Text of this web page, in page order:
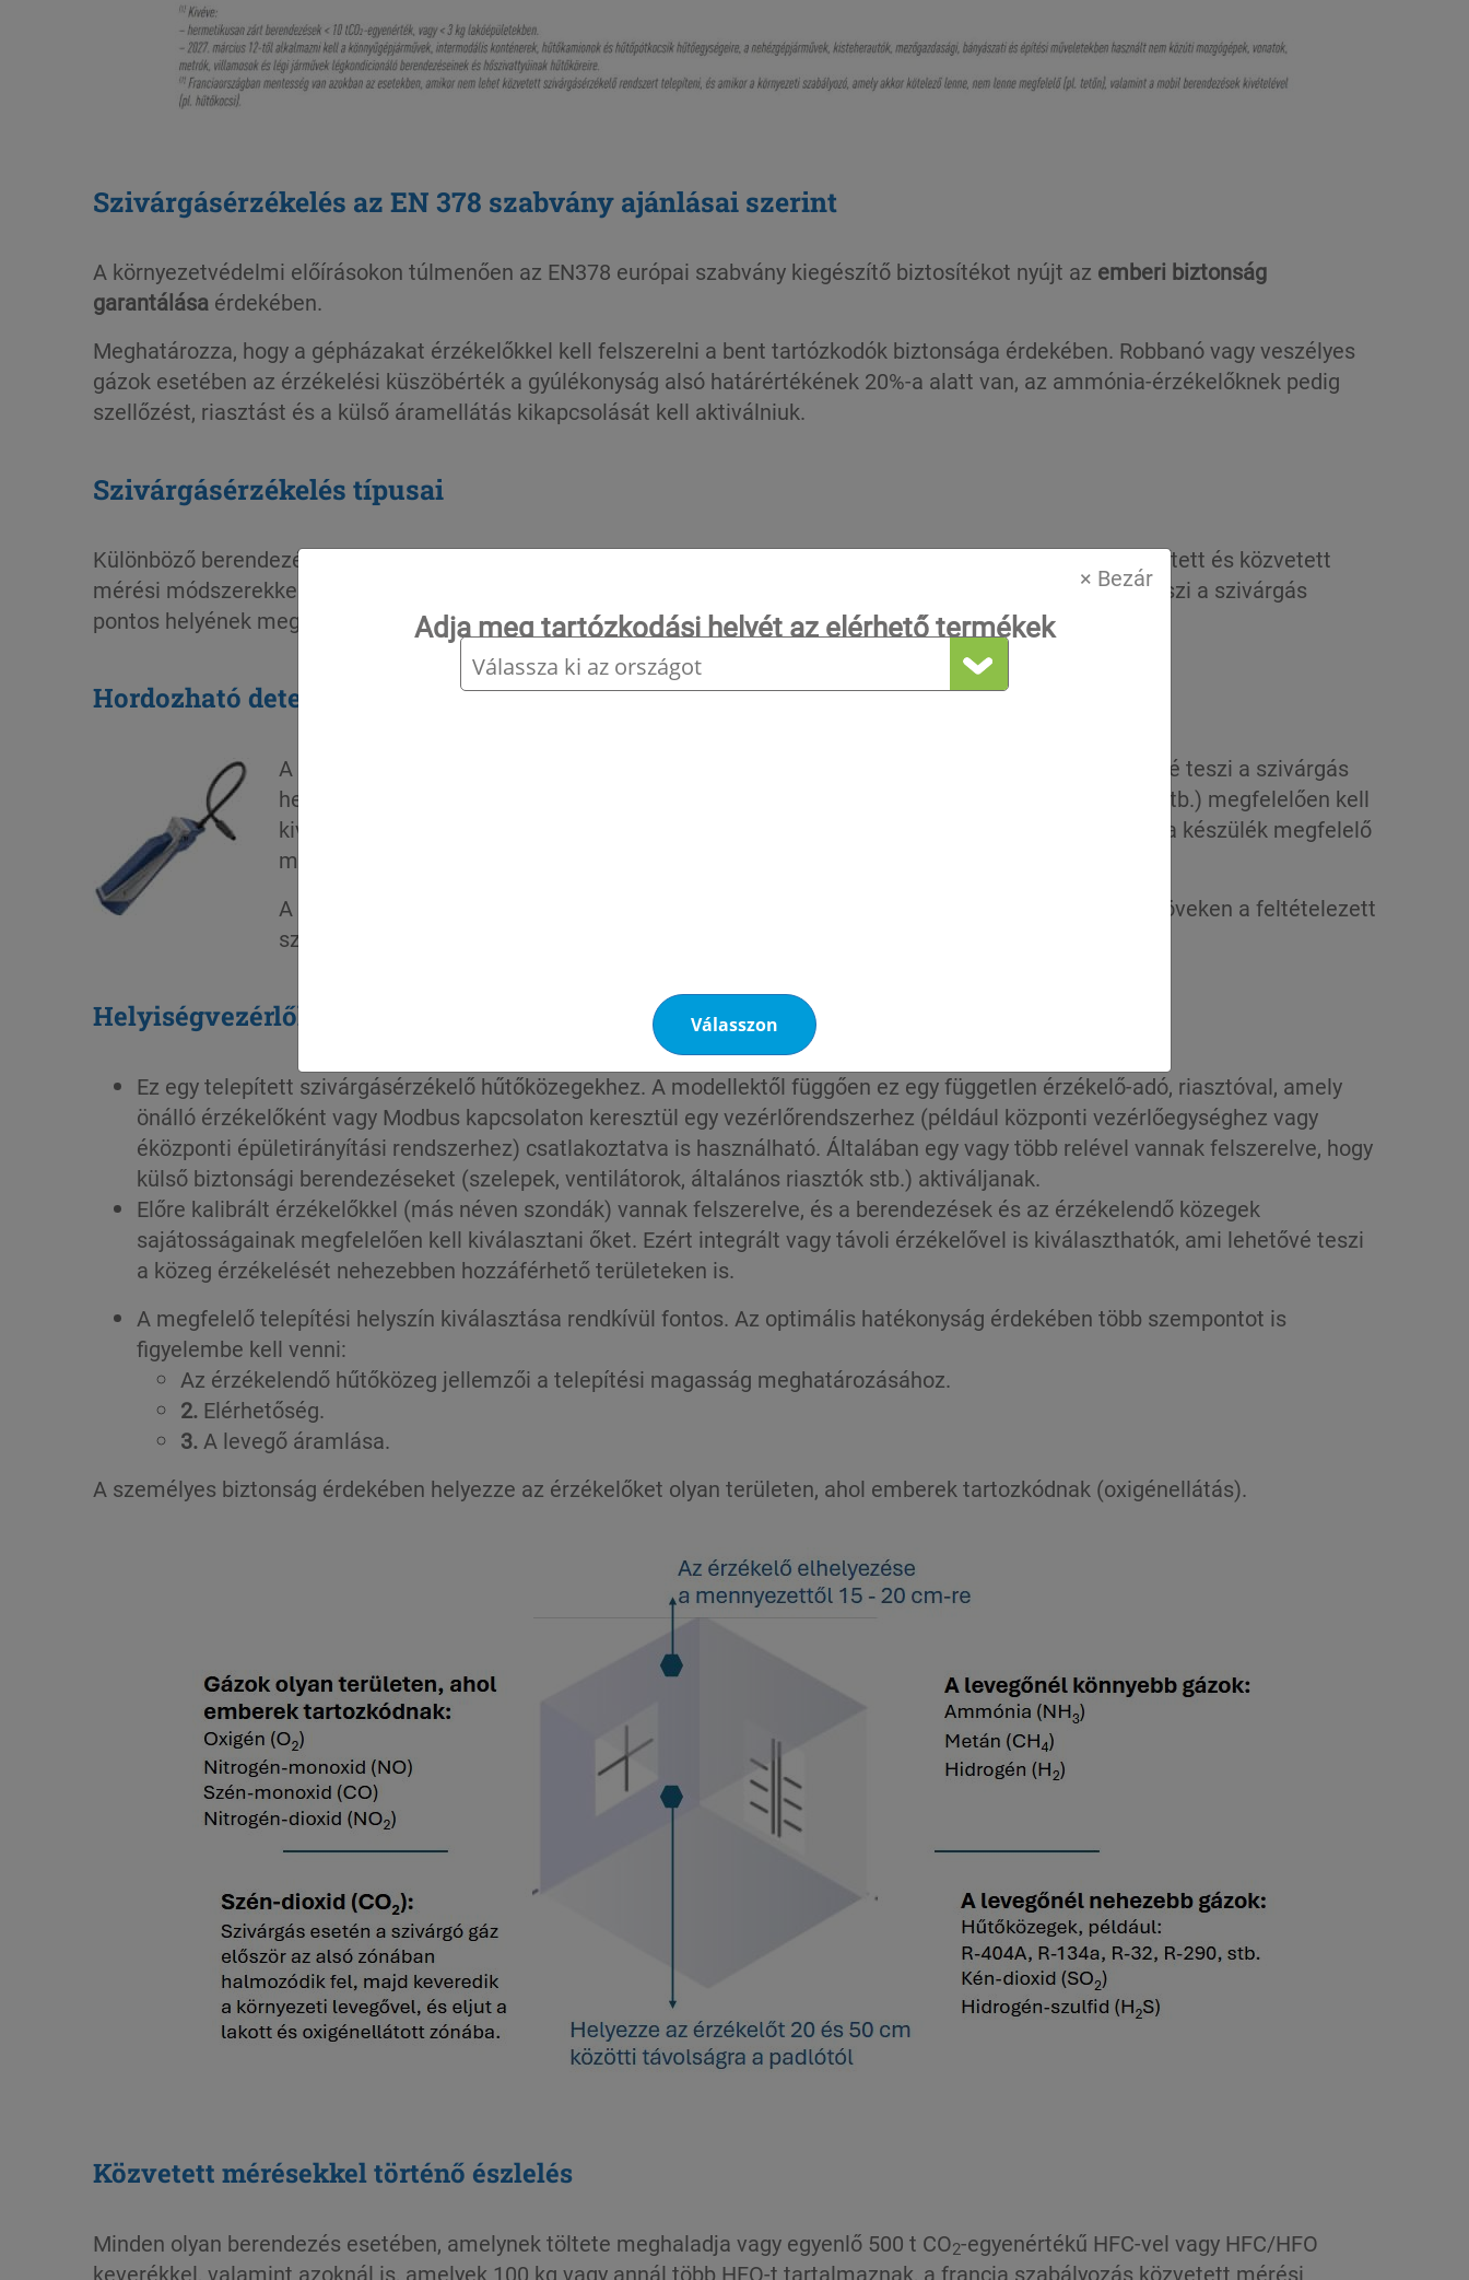
× Bezár
Adja meg tartózkodási helyét az elérhető termékek
megtekintéséhez!
Válasszon
Szivárgásérzékelés az EN 378 szabvány ajánlásai szerint
A környezetvédelmi előírásokon túlmenően az EN378 európai szabvány kiegészítő biztosítékot nyújt az emberi biztonság
garantálása érdekében.
Meghatározza, hogy a gépházakat érzékelőkkel kell felszerelni a bent tartózkodók biztonsága érdekében. Robbanó vagy veszélyes
gázok esetében az érzékelési küszöbérték a gyúlékonyság alsó határértékének 20%-a alatt van, az ammónia-érzékelőknek pedig
szellőzést, riasztást és a külső áramellátás kikapcsolását kell aktiválniuk.
Szivárgásérzékelés típusai
Különböző berendezések állnak rendelkezésre a szivárgások felkutatására és ellenőrzésére: hordozható, telepített és közvetett
mérési módszerekkel működő készülékek. A buborékképző módszer segítségével történő észlelés lehetővé teszi a szivárgás
pontos helyének meghatározását.
Hordozható detektorok:
A szivárgásokat hang- és fényjelzés, valamint egy kijelzőn jelzi. Ez a típusú érzékelő lehetővé teszi a szivárgás
helyének pontos meghatározását. A hűtőközeg típusának (HFC/HFO, A2L, szénhidrogének stb.) megfelelően kell
kiválasztani, és meg kell felelnie az EN14624 szabványnak. Minden használat előtt ajánlott a készülék megfelelő
működését egy
A buborékképzős érzékelés kiegészítőként használható. A
alkalmazása a csöveken a feltételezett
szivárgás helyén buborékok képződésével lehetővé teszi a forrás pontos azonosítását.
Helyiségvezérlők:
Ez egy telepített szivárgásérzékelő hűtőközegekhez. A modellektől függően ez egy független érzékelő-adó, riasztóval, amely
önálló érzékelőként vagy Modbus kapcsolaton keresztül egy vezérlőrendszerhez (például központi vezérlőegységhez vagy
éközponti épületirányítási rendszerhez) csatlakoztatva is használható. Általában egy vagy több relével vannak felszerelve, hogy
külső biztonsági berendezéseket (szelepek, ventilátorok, általános riasztók stb.) aktiváljanak.
Előre kalibrált érzékelőkkel (más néven szondák) vannak felszerelve, és a berendezések és az érzékelendő közegek
sajátosságainak megfelelően kell kiválasztani őket. Ezért integrált vagy távoli érzékelővel is kiválaszthatók, ami lehetővé teszi
a közeg érzékelését nehezebben hozzáférhető területeken is.
A megfelelő telepítési helyszín kiválasztása rendkívül fontos. Az optimális hatékonyság érdekében több szempontot is
figyelembe kell venni:
Az érzékelendő hűtőközeg jellemzői a telepítési magasság meghatározásához.
2. Elérhetőség.
3. A levegő áramlása.
A személyes biztonság érdekében helyezze az érzékelőket olyan területen, ahol emberek tartozkódnak (oxigénellátás).
Közvetett mérésekkel történő észlelés
Minden olyan berendezés esetében, amelynek töltete meghaladja vagy egyenlő 500 t CO2-egyenértékű HFC-vel vagy HFC/HFO
keverékkel, valamint azoknál is, amelyek 100 kg vagy annál több HFO-t tartalmaznak, a francia szabályozás közvetett mérési